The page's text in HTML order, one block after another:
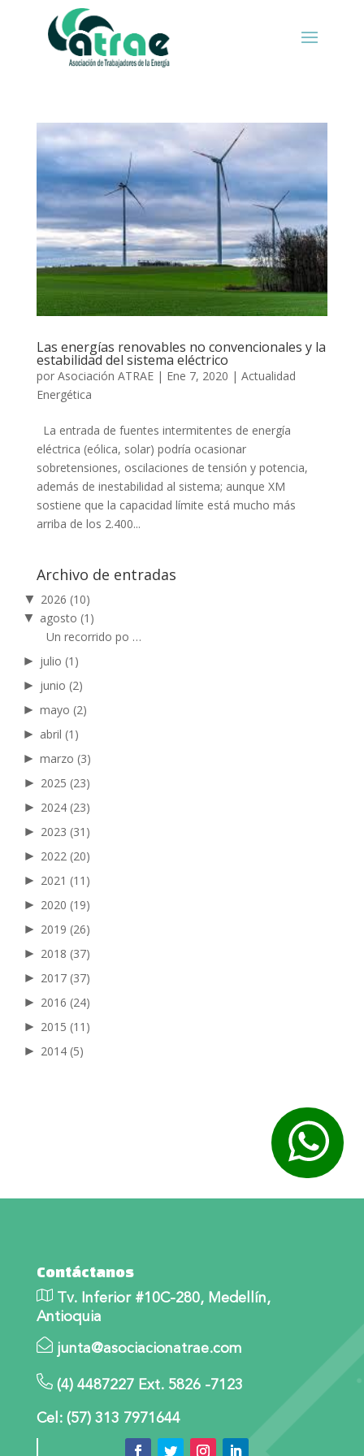
Las energías renovables no convencionales y la
estabilidad del sistema eléctrico
por Asociación ATRAE| Ene 7, 2020 | Actualidad
Energética
La entrada de fuentes intermitentes de energía
eléctrica (eólica, solar) podría ocasionar
sobretensiones, oscilaciones de tensión y potencia,
además de inestabilidad al sistema; aunque XM
sostiene que la capacidad límite está mucho más
arriba de los 2.400...
Archivo de entradas
▼ 2026 (10)
▼ agosto (1)
Un recorrido po …
► julio (1)
► junio (2)
► mayo (2)
► abril (1)
► marzo (3)
► 2025 (23)
► 2024 (23)
► 2023 (31)
► 2022 (20)
► 2021 (11)
► 2020 (19)
► 2019 (26)
► 2018 (37)
► 2017 (37)
► 2016 (24)
► 2015 (11)
► 2014 (5)
Contáctanos
Tv. Inferior #10C-280, Medellín,
Antioquia
junta@asociacionatrae.com
(4) 4487227 Ext. 5826 -7123
Cel: (57) 313 7971644